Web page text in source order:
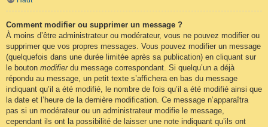
Comment modifier ou supprimer un message ?
À moins d’être administrateur ou modérateur, vous ne pouvez modifier ou
supprimer que vos propres messages. Vous pouvez modifier un message
(quelquefois dans une durée limitée après sa publication) en cliquant sur
le bouton modifierdu message correspondant. Si quelqu’un a déjà
répondu au message, un petit texte s’affichera en bas du message
indiquant qu’il a été modifié, le nombre de fois qu’il a été modifié ainsi que
la date et l’heure de la dernière modification. Ce message n’apparaîtra
pas si un modérateur ou un administrateur modifie le message,
cependant ils ont la possibilité de laisser une note indiquant qu’ils ont